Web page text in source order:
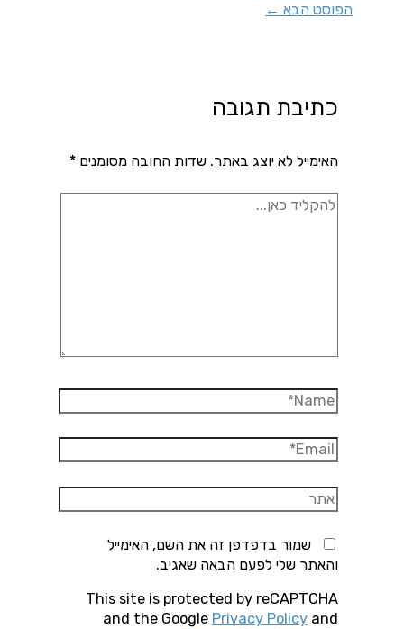
הפוסט הבא ←
כתיבת תגובה
האימייל לא יוצג באתר. שדות החובה מסומנים*
להקליד
Name*
Email*
אתר
שמור בדפדפן זה את השם, האימייל
והאתר שלי לפעם הבאה שאגיב.
This site is protected by reCAPTCHA
and the Google Privacy Policyand